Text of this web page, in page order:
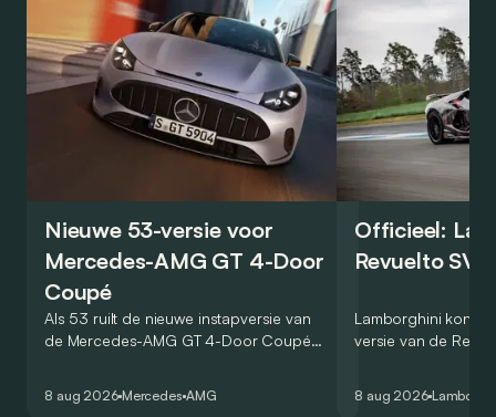
Nieuwe 53-versie voor
Mercedes-AMG GT 4-Door
Coupé
Als 53 ruilt de nieuwe instapversie van
de Mercedes-AMG GT 4-Door Coupé
8 aug 2026 Mercedes AMG
Officieel:
Revuelto SV
Lamborghini
versie van de
een record voor
8 aug 2026